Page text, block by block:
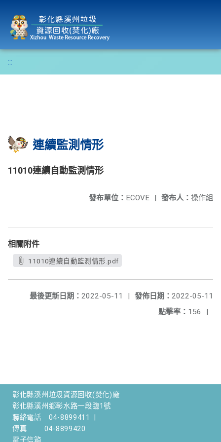
:::
連續監測情形
11010連續自動監測情形
發布人： 操作組
發布單位： ECOVE |
相關附件
11010連續自動監測情形.pdf
發佈日期： 2022-05-11
最後更新日期： 2022-05-11
|
點擊率： 156 |
彰化縣溪州垃圾資源回收(焚化)廠
彰化縣溪州鄉彰水路一段臨1號
聯絡電話
04-8899411
傳真
04-8899420
電子信箱